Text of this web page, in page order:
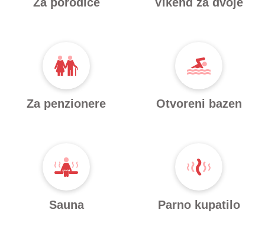
Za penzionere Otvoreni bazen
Sauna Parno kupatilo